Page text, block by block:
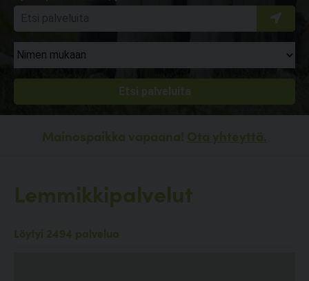
Mainospaikka vapaana! Ota yhteyttä.
Lemmikkipalvelut
Löytyi 2494 palvelua